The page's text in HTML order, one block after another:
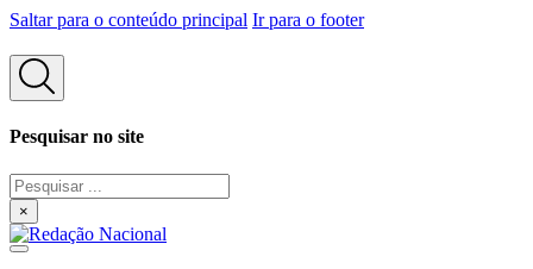
Saltar para o conteúdo principal Ir para o footer
Pesquisar no site
Pesquisar
...×